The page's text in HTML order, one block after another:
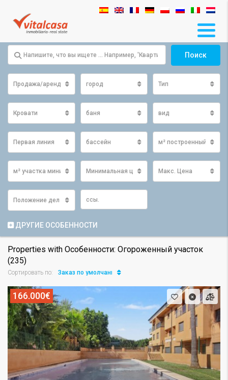
Поиск
Продажа/аренда город Тип
Кровати баня вид
Первая линия бассейн м² построенный
м² участка минимум Минимальная цена Макс. Цена
Положение дел
ДРУГИЕ ОСОБЕННОСТИ
Properties with Особенности: Огороженный участок
(235)
Сортировать по: Заказ по умолчанию
166.000€